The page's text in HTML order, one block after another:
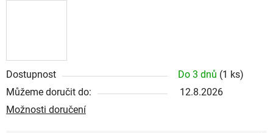
Dostupnost Do 3 dnů (1 ks)
Můžeme doručit do:
12.8.2026
Možnosti doručení